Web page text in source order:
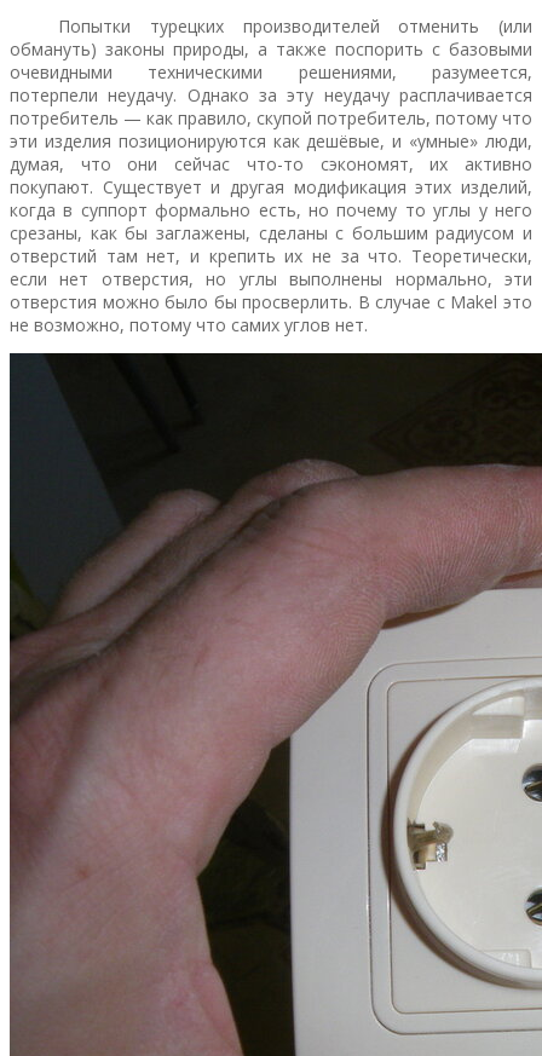
Попытки турецких производителей отменить (или
обмануть) законы природы, а также поспорить с базовыми
очевидными техническими решениями, разумеется,
потерпели неудачу. Однако за эту неудачу расплачивается
потребитель — как правило, скупой потребитель, потому что
эти изделия позиционируются как дешёвые, и «умные» люди,
думая, что они сейчас что-то сэкономят, их активно
покупают. Существует и другая модификация этих изделий,
когда в суппорт формально есть, но почему то углы у него
срезаны, как бы заглажены, сделаны с большим радиусом и
отверстий там нет, и крепить их не за что. Теоретически,
если нет отверстия, но углы выполнены нормально, эти
отверстия можно было бы просверлить. В случае с Makel это
не возможно, потому что самих углов нет.